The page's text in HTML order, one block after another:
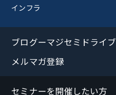
インフラ
ブログーマジセミドライブ
メルマガ登録
セミナーを開催したい方